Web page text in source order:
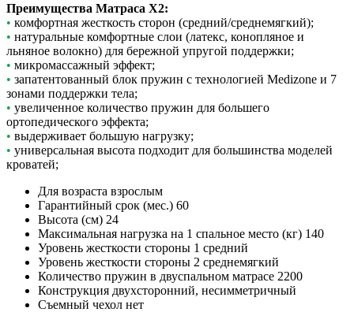
Преимущества Матраса X2:
• комфортная жесткость сторон (средний/среднемягкий);
• натуральные комфортные слои (латекс, конопляное и
льняное волокно) для бережной упругой поддержки;
• микромассажный эффект;
• запатентованный блок пружин с технологией Medizone и 7
зонами поддержки тела;
• увеличенное количество пружин для большего
ортопедического эффекта;
• выдерживает большую нагрузку;
• универсальная высота подходит для большинства моделей
кроватей;
Для возраста взрослым
Гарантийный срок (мес.) 60
Высота (см) 24
Максимальная нагрузка на 1 спальное место (кг) 140
Уровень жесткости стороны 1 средний
Уровень жесткости стороны 2 среднемягкий
Количество пружин в двуспальном матрасе 2200
Конструкция двухсторонний, несимметричный
Съемный чехол нет